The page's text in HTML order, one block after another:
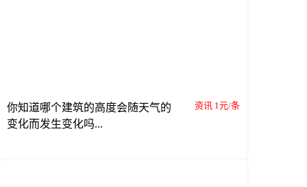
你知道哪个建筑的高度会随天气的
变化而发生变化吗...
资讯 1元/条